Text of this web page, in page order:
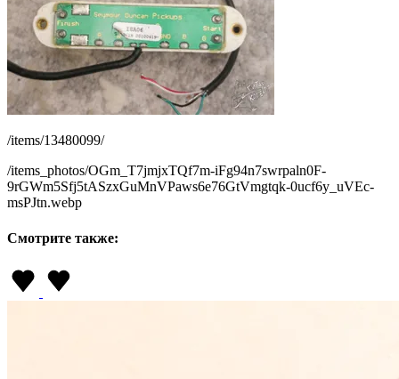
/items/13480099/
/items_photos/OGm_T7jmjxTQf7m-iFg94n7swrpaln0F-
9rGWm5Sfj5tASzxGuMnVPaws6e76GtVmgtqk-0ucf6y_uVEc-
msPJtn.webp
Смотрите также: